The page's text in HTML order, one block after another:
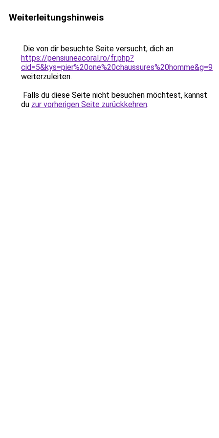
Weiterleitungshinweis
Die von dir besuchte Seite versucht, dich an
https://pensiuneacoral.ro/fr.php?
cid=5&kys=pier%20one%20chaussures%20homme&g=9
weiterzuleiten.
Falls du diese Seite nicht besuchen möchtest, kannst
du zur vorherigen Seite zurückkehren.